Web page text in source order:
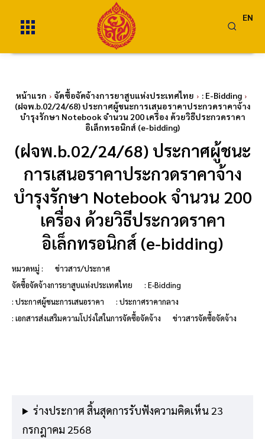
EN
หน้าแรก จัดซื้อจัดจ้างการยาสูบแห่งประเทศไทย
: E-Bidding
(ฝจพ.b.02/24/68) ประกาศผู้ชนะการเสนอราคาประกวดราคาจ้าง
บำรุงรักษา Notebook จำนวน 200 เครื่อง ด้วยวิธีประกวดราคา
อิเล็กทรอนิกส์ (e-bidding)
(ฝจพ.b.02/24/68) ประกาศผู้ชนะ
การเสนอราคาประกวดราคาจ้าง
บำรุงรักษา Notebook จำนวน 200
เครื่อง ด้วยวิธีประกวดราคา
อิเล็กทรอนิกส์ (e-bidding)
หมวดหมู่ :
ข่าวสาร/ประกาศ
จัดซื้อจัดจ้างการยาสูบแห่งประเทศไทย
: E-Bidding
: ประกาศผู้ชนะการเสนอราคา
: ประกาศราคากลาง
: เอกสารส่งเสริมความโปร่งใสในการจัดซื้อจัดจ้าง
ข่าวสารจัดซื้อจัดจ้าง
ร่างประกาศ สิ้นสุดการรับฟังความคิดเห็น 23
กรกฎาคม 2568